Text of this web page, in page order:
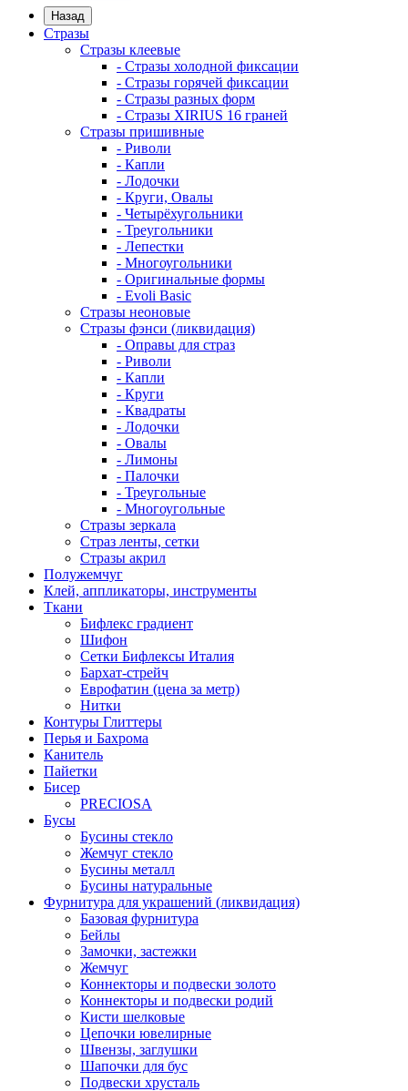
Назад
Стразы
Стразы клеевые
- Стразы холодной фиксации
- Стразы горячей фиксации
- Стразы разных форм
- Стразы XIRIUS 16 граней
Стразы пришивные
- Риволи
- Капли
- Лодочки
- Круги, Овалы
- Четырёхугольники
- Треугольники
- Лепестки
- Многоугольники
- Оригинальные формы
- Evoli Basic
Стразы неоновые
Стразы фэнси (ликвидация)
- Оправы для страз
- Риволи
- Капли
- Круги
- Квадраты
- Лодочки
- Овалы
- Лимоны
- Палочки
- Треугольные
- Многоугольные
Стразы зеркала
Страз ленты, сетки
Стразы акрил
Полужемчуг
Клей, аппликаторы, инструменты
Ткани
Бифлекс градиент
Шифон
Сетки Бифлексы Италия
Бархат-стрейч
Еврофатин (цена за метр)
Нитки
Контуры Глиттеры
Перья и Бахрома
Канитель
Пайетки
Бисер
PRECIOSA
Бусы
Бусины стекло
Жемчуг стекло
Бусины металл
Бусины натуральные
Фурнитура для украшений (ликвидация)
Базовая фурнитура
Бейлы
Замочки, застежки
Жемчуг
Коннекторы и подвески золото
Коннекторы и подвески родий
Кисти шелковые
Цепочки ювелирные
Швензы, заглушки
Шапочки для бус
Подвески хрусталь